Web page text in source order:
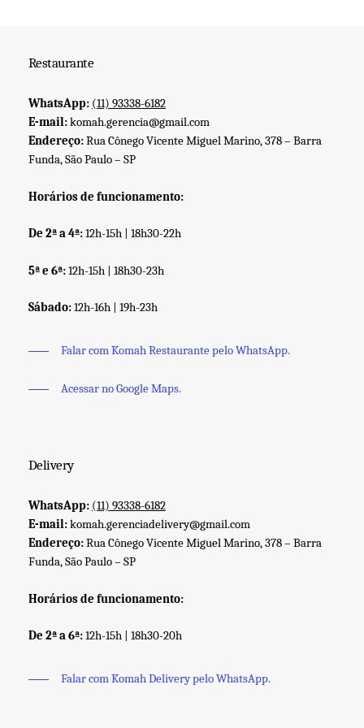
Restaurante
WhatsApp: (11) 93338-6182
E-mail:komah.gerencia@gmail.com
Endereço:Rua Cônego Vicente Miguel Marino, 378 – Barra
Funda, São Paulo – SP
Horários de funcionamento:
De 2ª a 4ª:12h-15h | 18h30-22h
5ª e 6ª:12h-15h | 18h30-23h
Sábado:12h-16h | 19h-23h
Falar com Komah Restaurante pelo WhatsApp.
Acessar no Google Maps.
Delivery
WhatsApp: (11) 93338-6182
E-mail:komah.gerenciadelivery@gmail.com
Endereço:Rua Cônego Vicente Miguel Marino, 378 – Barra
Funda, São Paulo – SP
Horários de funcionamento:
De 2ª a 6ª:12h-15h | 18h30-20h
Falar com Komah Delivery pelo WhatsApp.